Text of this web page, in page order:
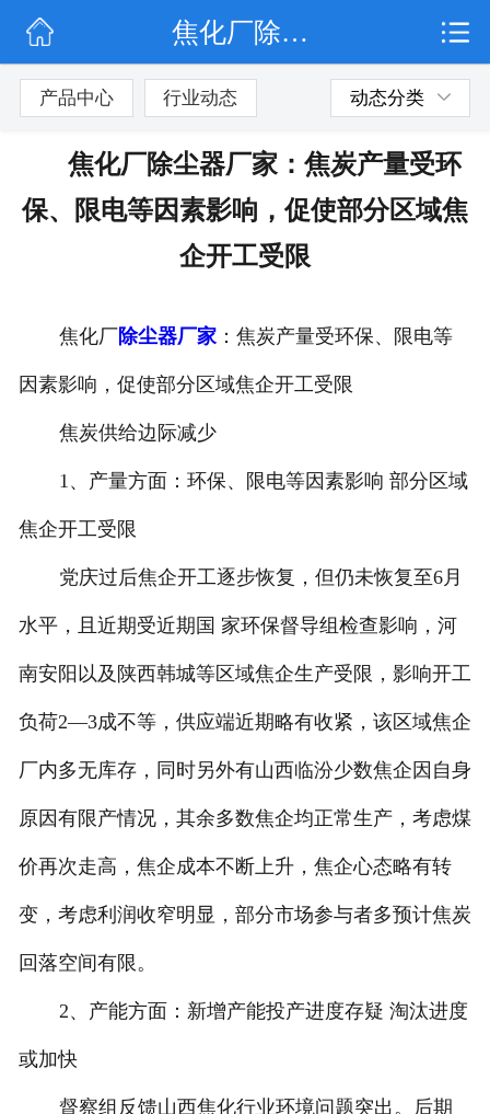
公司简介
产品展示
焦化厂除尘器厂家：焦炭产量受环保、限电等因素影响，促使部分区域焦企开工受限
产品中心 行业动态 动态分类
焦化厂除尘器厂家：焦炭产量受环
保、限电等因素影响，促使部分区域焦
企开工受限
焦化厂除尘器厂家：焦炭产量受环保、限电等
因素影响，促使部分区域焦企开工受限
焦炭供给边际减少
1、产量方面：环保、限电等因素影响 部分区域
焦企开工受限
党庆过后焦企开工逐步恢复，但仍未恢复至6月
水平，且近期受近期国 家环保督导组检查影响，河
南安阳以及陕西韩城等区域焦企生产受限，影响开工
负荷2―3成不等，供应端近期略有收紧，该区域焦企
厂内多无库存，同时另外有山西临汾少数焦企因自身
原因有限产情况，其余多数焦企均正常生产，考虑煤
价再次走高，焦企成本不断上升，焦企心态略有转
变，考虑利润收窄明显，部分市场参与者多预计焦炭
回落空间有限。
2、产能方面：新增产能投产进度存疑 淘汰进度
或加快
督察组反馈山西焦化行业环境问题突出。后期